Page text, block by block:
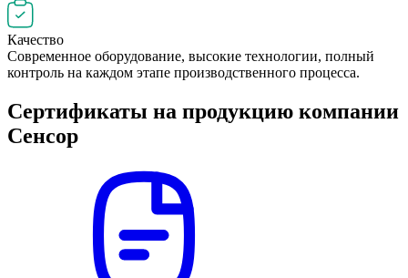
Качество
Современное оборудование, высокие технологии, полный
контроль на каждом этапе производственного процесса.
Сертификаты на продукцию компании
Сенсор